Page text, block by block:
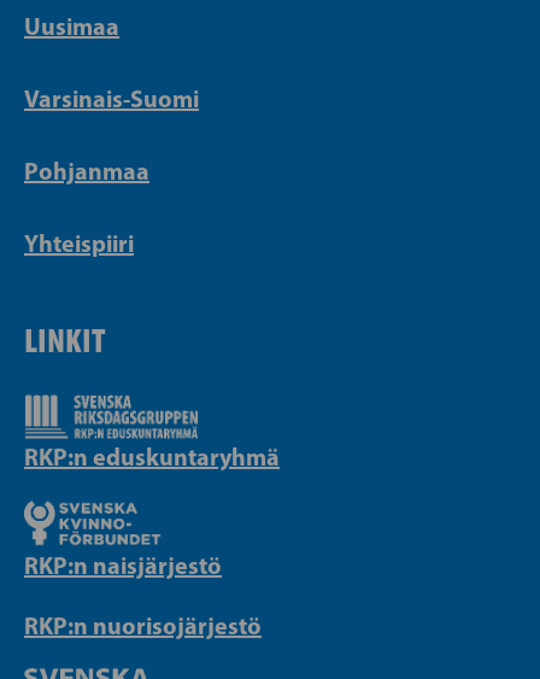
Uusimaa
Varsinais-Suomi
Pohjanmaa
Yhteispiiri
LINKIT
RKP:n eduskuntaryhmä
RKP:n naisjärjestö
RKP:n nuorisojärjestö